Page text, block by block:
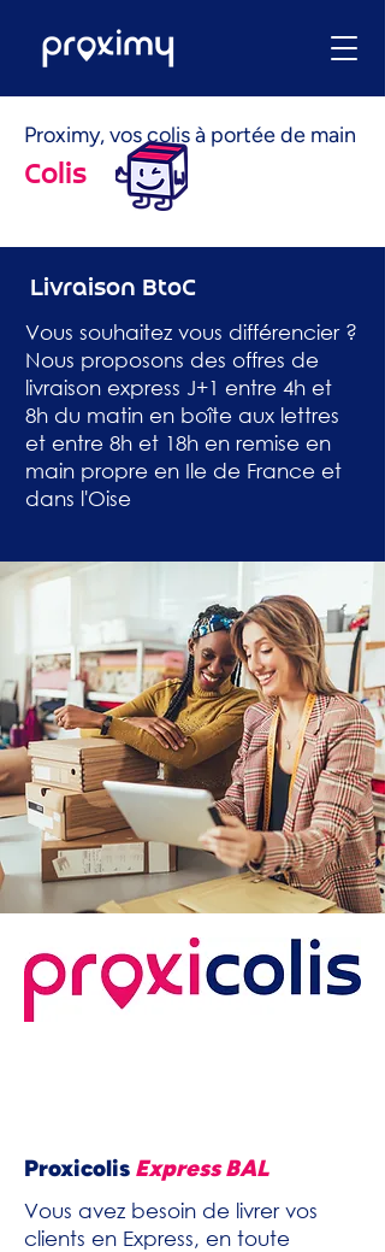
Proximy, vos colis à portée de main
Colis
Livraison BtoC
Vous souhaitez vous différencier ?
Nous proposons des offres de
livraison express J+1 entre 4h et
8h du matin en boîte aux lettres
et entre 8h et 18h en remise en
main propre en Ile de France et
dans l'Oise
Proxicolis Express BAL
Vous avez besoin de livrer vos
clients en Express, en toute